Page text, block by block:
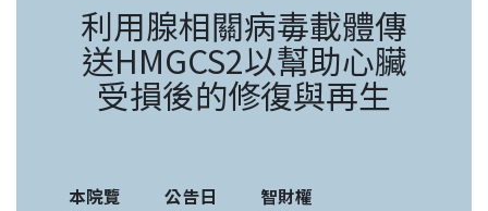
利用腺相關病毒載體傳
送HMGCS2以幫助心臟
受損後的修復與再生
本院覽
公告日
智財權